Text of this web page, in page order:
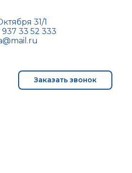
31/1
937 33 52 333
Заказать звонок